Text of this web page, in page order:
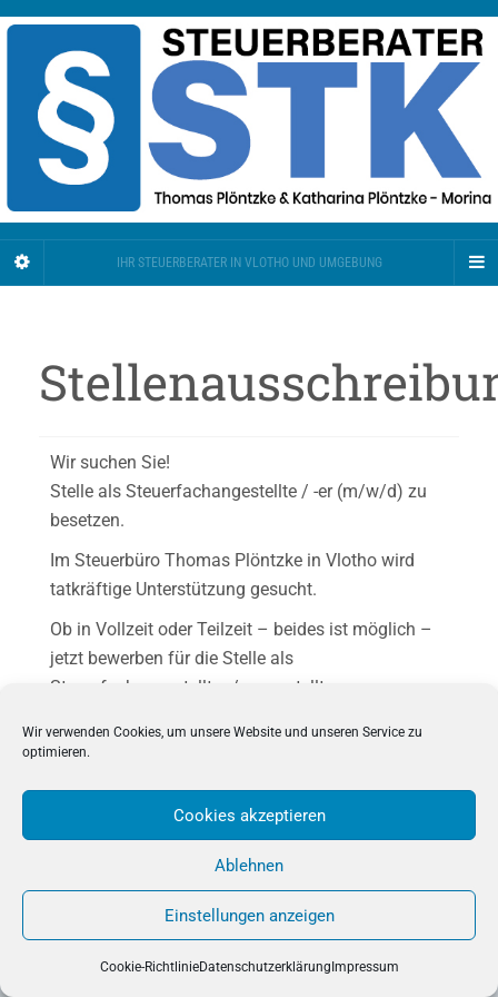
Wir verwenden Cookies, um unsere Website und unseren Service zu
optimieren.
Cookies akzeptieren
Ablehnen
Einstellungen anzeigen
Cookie-RichtlinieDatenschutzerklärung Impressum
IHR STEUERBERATER IN VLOTHO UND UMGEBUNG
Wir suchen Sie!
Stelle als Steuerfachangestellte / -er (m/w/d) zu
besetzen.
Im Steuerbüro Thomas Plöntzke in Vlotho wird
tatkräftige Unterstützung gesucht.
Ob in Vollzeit oder Teilzeit – beides ist möglich –
jetzt bewerben für die Stelle als
Steuerfachangestellter / -angestellte.
Ihre schriftliche Bewerbung bitte per Mail
anaploentzke@stbploentzke.de
Steuerbüro Thomas Plöntzke, Mindener Str. 24,